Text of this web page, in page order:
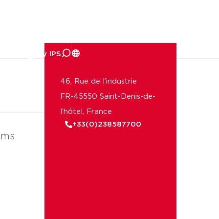
46, Rue de l’industrie
FR-45550 Saint-Denis-de-
l’hôtel, France
+33(0)238587700